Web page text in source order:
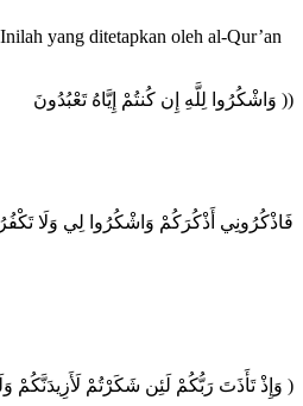
yang ditetapkan oleh al-Qur’an
وَاشْكُرُوا لِلَّهِ إِن كُنتُمْ إِيَّاهُ تَعْبُدُونَ ))
فَاذْكُرُونِي أَذْكُرَكُمْ وَاشْكُرُوا لِي وَلَا
وَإِذْ تَأَذَتَ رَبُّكُمْ لَئِن شَكَرْتُمْ لَأَزِيدَنَّكُمْ وَلَئِن كَفَرْتُمْ إِنَّ عَذَابِي لَشَدِيدٌ )